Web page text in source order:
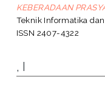
KEBERADAAN
Teknik Informatika
ISSN 2407-4322
, I